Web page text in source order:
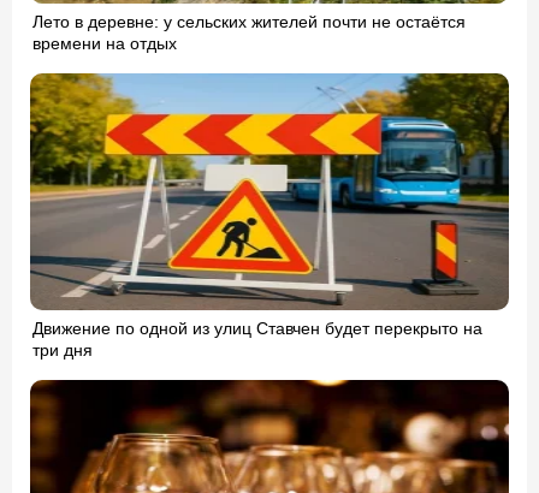
Лето в деревне: у сельских жителей почти не остаётся
времени на отдых
Движение по одной из улиц Ставчен будет перекрыто на
три дня